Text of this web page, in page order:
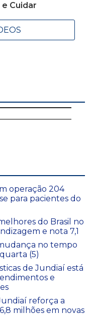
Cuidar
operação 204
para pacientes do
do Brasil no
e nota 7,1
no tempo
(5)
de Jundiaí está
e
reforça a
milhões em novas